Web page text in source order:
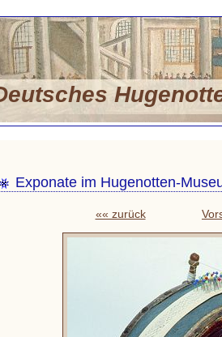
Exponate im Hugenotten-
«« zurück